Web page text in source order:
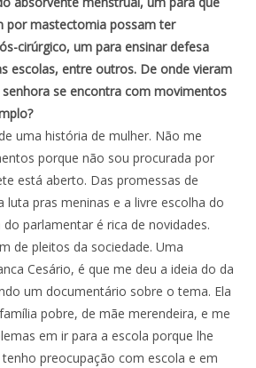
por mastectomia possam ter
cirúrgico, um para ensinar defesa
escolas, entre outros. De onde vieram
senhora se encontra com movimentos
uma história de mulher. Não me
porque não sou procurada por
está aberto. Das promessas de
luta pras meninas e a livre escolha do
parlamentar é rica de novidades.
de pleitos da sociedade. Uma
Cesário, é que me deu a ideia do da
um documentário sobre o tema. Ela
pobre, de mãe merendeira, e me
em ir para a escola porque lhe
preocupação com escola e em